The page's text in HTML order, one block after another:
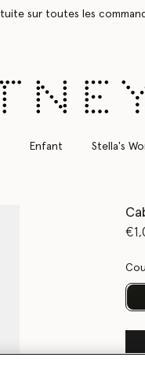
sur toutes les
Enfant Stella's